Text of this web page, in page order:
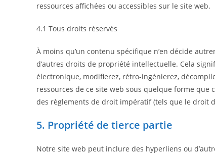
ressources affichées ou accessibles sur le site web.
4.1 Tous droits réservés
À moins qu’un contenu spécifique n’en décide
d’autres droits de propriété intellectuelle. Cela
électronique, modifierez, rétro-ingénierez,
ressources de ce site web sous quelque forme
des règlements de droit impératif (tels que le droit
5. Propriété de tierce partie
Notre site web peut inclure des hyperliens ou